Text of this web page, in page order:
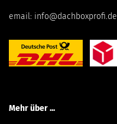
email: info@dachboxprofi.de
Mehr über ...